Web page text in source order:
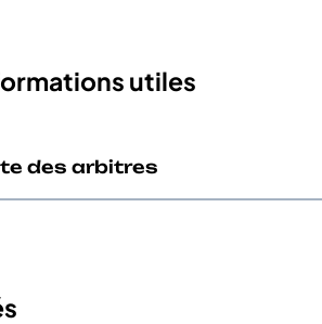
utiles
des arbitres